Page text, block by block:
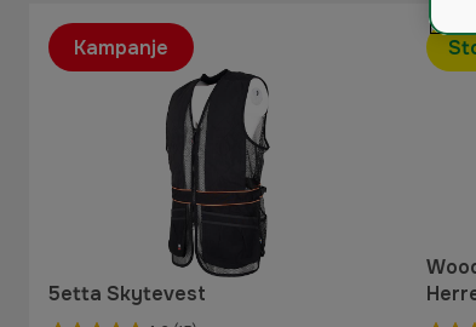
5etta Skytevest
Kampanje